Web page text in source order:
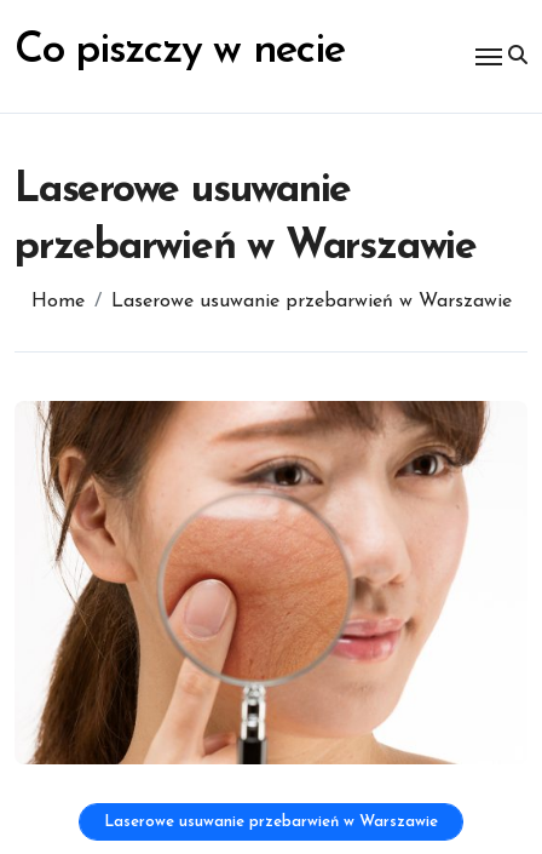
to
content
Co piszczy w necie
Laserowe usuwanie
przebarwień w Warszawie
Home Laserowe usuwanie przebarwień w Warszawie
Laserowe usuwanie przebarwień w Warszawie